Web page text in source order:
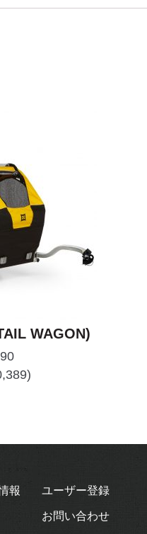
WAGON)
)
ユーザー登録
お問い合わせ
報